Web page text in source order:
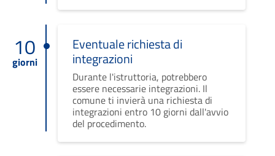
10
giorni
Eventuale richiesta di
integrazioni
Durante l'istruttoria, potrebbero
essere necessarie integrazioni. Il
comune ti invierà una richiesta di
integrazioni entro 10 giorni dall'avvio
del procedimento.